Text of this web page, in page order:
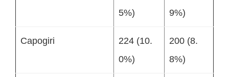
5%)
9%)
Capogiri
224 (10.
0%)
200 (8.
8%)